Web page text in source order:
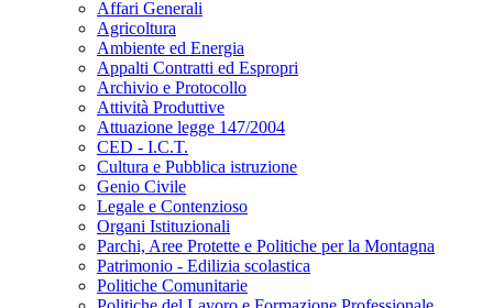
Affari Generali
Agricoltura
Ambiente ed Energia
Appalti Contratti ed Espropri
Archivio e Protocollo
Attività Produttive
Attuazione legge 147/2004
CED - I.C.T.
Cultura e Pubblica istruzione
Genio Civile
Legale e Contenzioso
Organi Istituzionali
Parchi, Aree Protette e Politiche per la Montagna
Patrimonio - Edilizia scolastica
Politiche Comunitarie